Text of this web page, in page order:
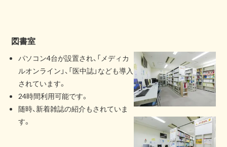
図書室
パソコン4台が設置され、「メディカ
ルオンライン」、「医中誌」なども導入
されています。
24時間利用可能です。
随時、新着雑誌の紹介もされていま
す。